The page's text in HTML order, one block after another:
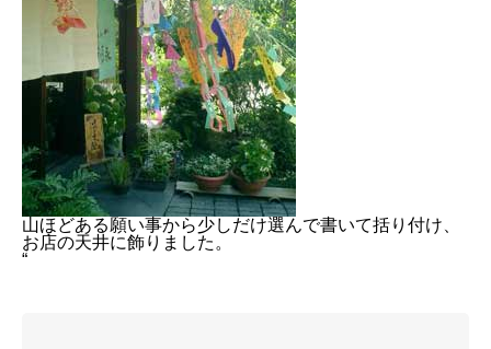
山ほどある願い事から少しだけ選んで書いて括り付け、
お店の天井に飾りました。
“